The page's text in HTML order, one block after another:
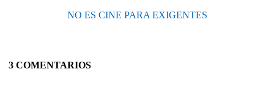
NO ES CINE PARA EXIGENTES
3 COMENTARIOS